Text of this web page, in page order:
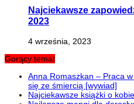
Najciekawsze
2023
4 września, 2023
Gorący temat
Anna Romaszkan – Praca
się ze śmiercią [wywiad]
Najciekawsze książki o